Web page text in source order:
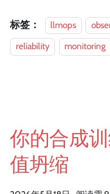
标签： llmops
reliability
monitoring
你的合成
值坍缩